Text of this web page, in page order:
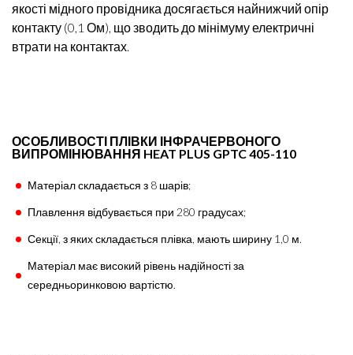
якості мідного провідника досягається найнижчий опір
контакту (0,1 Ом), що зводить до мінімуму електричні
втрати на контактах.
ОСОБЛИВОСТІ ПЛІВКИ ІНФРАЧЕРВОНОГО
ВИПРОМІНЮВАННЯ HEAT PLUS GPTC 405-110
Матеріал складається з 8 шарів;
Плавлення відбувається при 280 градусах;
Секції, з яких складається плівка, мають ширину 1,0 м.
Матеріал має високий рівень надійності за
середньоринковою вартістю.